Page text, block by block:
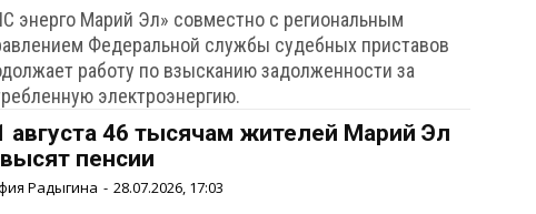
энерго Марий Эл» совместно с региональным
Федеральной службы судебных приставов
работу по взысканию задолженности за
электроэнергию.
августа 46 тысячам жителей Марий Эл
пенсии
Радыгина - 28.07.2026, 17:03